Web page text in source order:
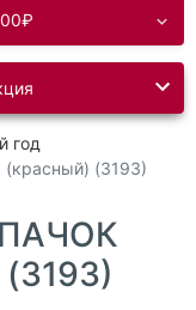
год
(3193)